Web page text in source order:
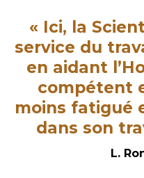
« Ici, la
service du
en aidant
compétent
moins fatigué
dans son
L.